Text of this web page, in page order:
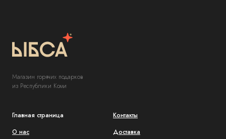
Магазин горячих подарков
из Республики Коми
Главная страница
О нас
Контакты
Доставка